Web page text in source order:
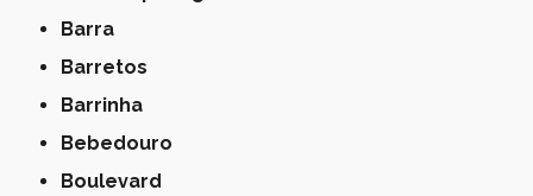
Barra
Barretos
Barrinha
Bebedouro
Boulevard